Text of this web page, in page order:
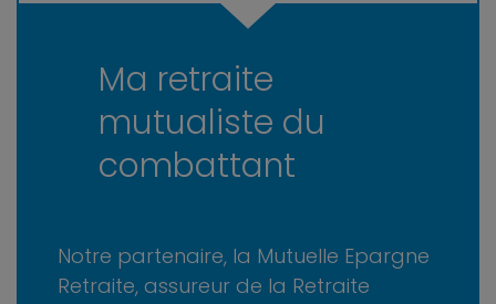
Ma retraite
mutualiste du
combattant
Notre partenaire, la Mutuelle Epargne
Retraite, assureur de la Retraite